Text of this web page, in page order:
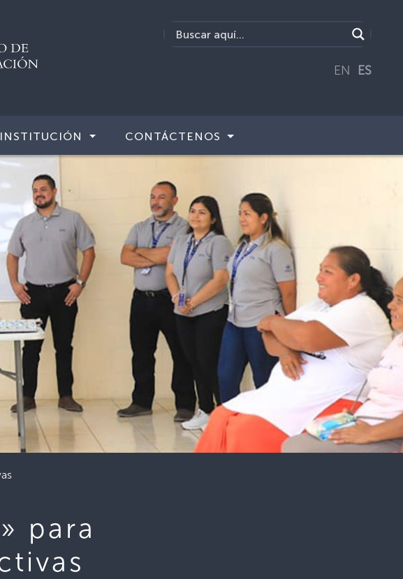
EN ES
INSTITUCIÓN CONTÁCTENOS
para